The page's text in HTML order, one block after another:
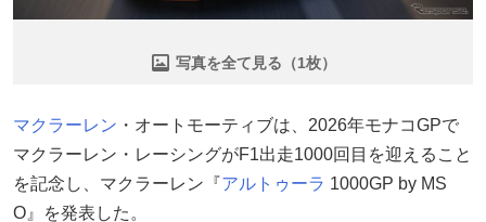
写真を全て見る（1枚）
マクラーレン ・オートモーティブは、2026年モナコGPで
マクラーレン・レーシングがF1出走1000回目を迎えること
を記念し、マクラーレン『アルトゥーラ 1000GP by MS
O』を発表した。